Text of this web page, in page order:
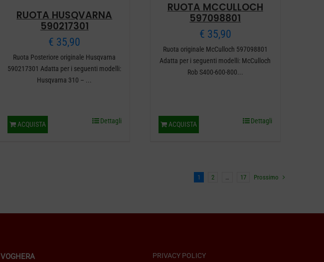
RUOTA HUSQVARNA
590217301
€ 35,90
Ruota Posteriore originale Husqvarna
590217301 Adatta per i seguenti modelli:
Husqvarna 310 – ...
ACQUISTA Dettagli
RUOTA MCCULLOCH
597098801
€ 35,90
Ruota originale McCulloch 597098801
Adatta per i seguenti modelli: McCulloch
Rob S400-600-800...
ACQUISTA Dettagli
1 2 … 17 Prossimo
VOGHERA
PRIVACY POLICY